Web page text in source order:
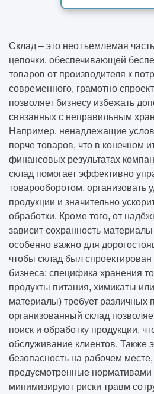
Склад – это неотъемлемая
цепочки, обеспечивающей
товаров от производителя к
современного, грамотно
позволяет бизнесу избежать
связанных с неправильным
Например, ненадлежащие
порче товаров, что в конечном
финансовых результатах
склад помогает эффективно
товарооборотом, организовать
продукции и значительно
обработки. Кроме того, от
зависит сохранность
особенно важно для
чтобы склад был
бизнеса: специфика хранения
продукты питания, химикаты
материалы) требует различных
организованный склад
поиск и обработку продукции,
обслуживание клиентов. Также
безопасность на рабочем месте,
предусмотренные
минимизируют риски травм